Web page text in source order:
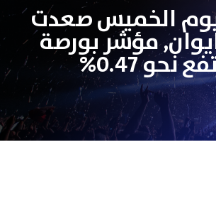
الخميس صعدت
مؤشر بورصة
نحو 0.47%